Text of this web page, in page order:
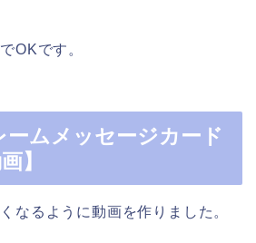
OKです。
ムメッセージカード
】
なるように動画を作りました。